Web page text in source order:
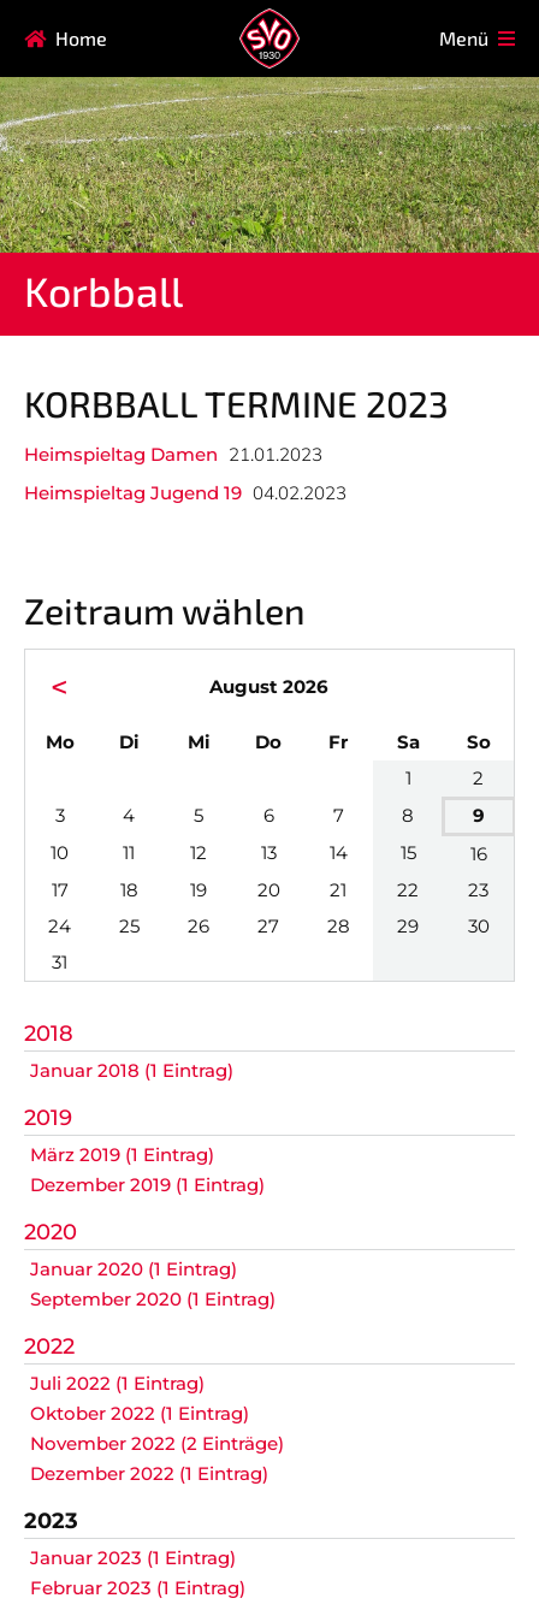
Home Menü
Korbball
KORBBALL TERMINE 2023
Heimspieltag Damen 21.01.2023
Heimspieltag Jugend 19 04.02.2023
Zeitraum wählen
< August 2026
Montag Dienstag
Mittwoch
Donnerstag
Freitag SamstagSo
1
2
3
4 5 6 7 8
9
10
11 12 13 14 15
16
17
18 19 20 21 22
23
24
25 26 27 28 29
30
31
2018
Januar 2018 (1 Eintrag)
2019
März 2019 (1 Eintrag)
Dezember 2019 (1 Eintrag)
2020
Januar 2020 (1 Eintrag)
September 2020 (1 Eintrag)
2022
Juli 2022 (1 Eintrag)
Oktober 2022 (1 Eintrag)
November 2022 (2 Einträge)
Dezember 2022 (1 Eintrag)
2023
Januar 2023 (1 Eintrag)
Februar 2023 (1 Eintrag)
Navigation
überspringen
HAUPTVEREIN
MITGLIEDSCHAFT
FAQ
Navigation
überspringen
AIKIDO
EISSTOCK
FITNESSKURSE
FUSSBALL
GARDE
GESUNDHEITSSPORT
KINDERTURNEN
KYUDO
REHASPORT
TAEKWONDO
TENNIS
Navigation
überspringen
ABTEILUNG
News
Termine
Facebook Fanpage
Instagram Fanpage
MANNSCHAFTEN
Nicht das Richtige gefunden?
post@svo.germaringen.de
Navigation
überspringen
Anfahrt Impressum